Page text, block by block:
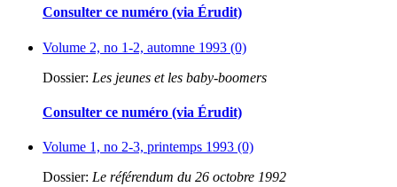
Consulter ce numéro (via Érudit)
Volume 2, no 1-2, automne 1993 (0)
Dossier: Les jeunes et les baby-boomers
Consulter ce numéro (via Érudit)
Volume 1, no 2-3, printemps 1993 (0)
Dossier: Le référendum du 26 octobre 1992